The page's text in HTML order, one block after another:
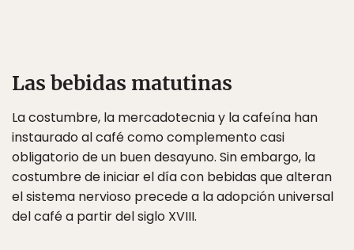
Las bebidas matutinas
La costumbre, la mercadotecnia y la cafeína han
instaurado al café como complemento casi
obligatorio de un buen desayuno. Sin embargo, la
costumbre de iniciar el día con bebidas que alteran
el sistema nervioso precede a la adopción universal
del café a partir del siglo XVIII.